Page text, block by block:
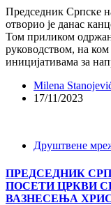
Председник Српске
отворио је данас
Том приликом
руководством, на
иницијативама за
Milena
17/11/2023
Друштвене
ПРЕДСЕДНИК
ПОСЕТИ ЦРКВИ
ВАЗНЕСЕЊА